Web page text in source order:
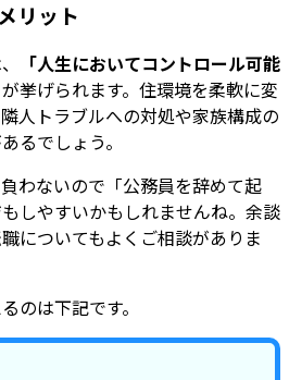
リット
「人生においてコントロール可能
挙げられます。住環境を柔軟に変
人トラブルへの対処や家族構成の
るでしょう。
わないので「公務員を辞めて起
しやすいかもしれませんね。余談
についてもよくご相談がありま
のは下記です。